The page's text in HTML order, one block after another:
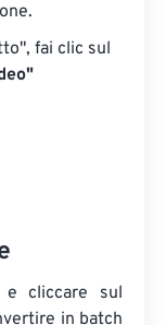
fai clic sul
e cliccare sul
in batch